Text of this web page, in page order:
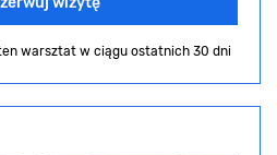
warsztat w ciągu ostatnich 30 dni